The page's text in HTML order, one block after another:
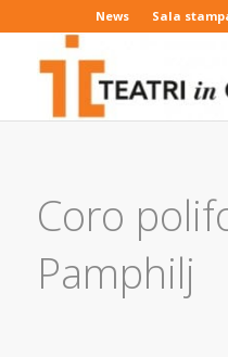
News Sala
Coro
Pamphilj